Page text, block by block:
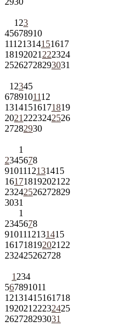
1 23
45678910
11121314151617
18192021 222324
25262728293031
1 2345
6789101112
13141516171819
2021 2223242526
27282930
1
2345678
9101112131415
161718192021 22
23242526272829
3031
1
2345678
9101112131415
161718192021 22
232425262728
1 234
567891011
12131415161718
192021 22232425
262728293031